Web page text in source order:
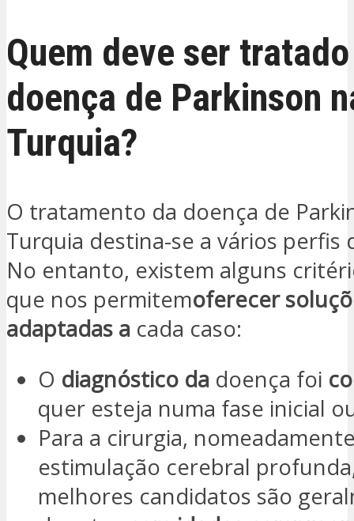
Quem deve ser
doença de Parkinson
Turquia?
O tratamento da doença de
Turquia destina-se a vários perfis
No entanto, existem alguns
que nos permitemoferecer
adaptadas a cada caso:
O diagnóstico da doença foi
quer esteja numa fase inicial
Para a cirurgia,
estimulação cerebral
melhores candidatos são